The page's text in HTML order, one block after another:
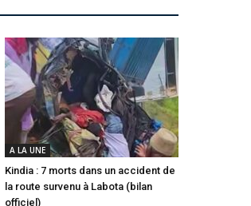
A LA UNE
Kindia : 7 morts dans un accident de
la route survenu à Labota (bilan
officiel)